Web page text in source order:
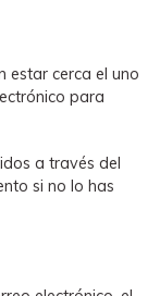
estar cerca el uno
para
a través del
si no lo has